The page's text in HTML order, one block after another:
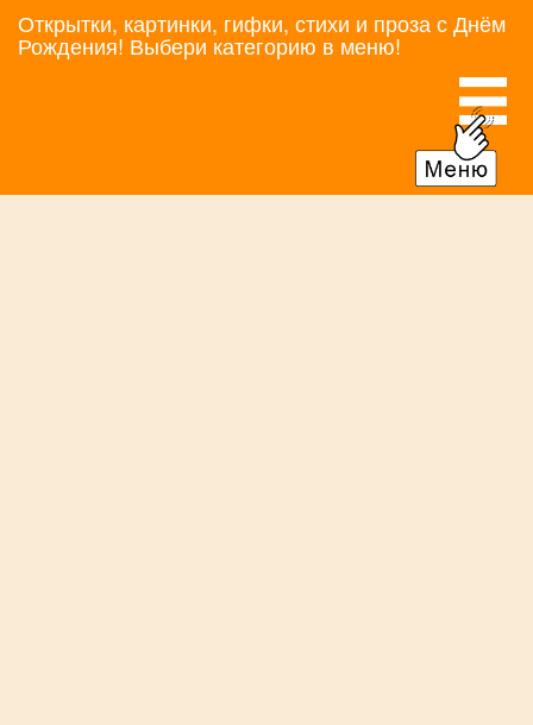
Открытки, картинки, гифки, стихи и проза с Днём
Рождения! Выбери категорию в меню!